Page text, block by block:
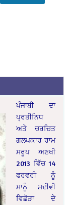
ਪੰਜਾਬੀ ਦਾ
ਪ੍ਰਤੀਨਿਧ
ਅਤੇ ਚਰਚਿਤ
ਗਲਪਕਾਰ ਰਾਮ
ਸਰੂਪ ਅਣਖੀ
2013 ਵਿੱਚ 14
ਫਰਵਰੀ ਨੂੰ
ਸਾਨੂੰ ਸਦੀਵੀ
ਵਿਛੋੜਾ ਦੇ